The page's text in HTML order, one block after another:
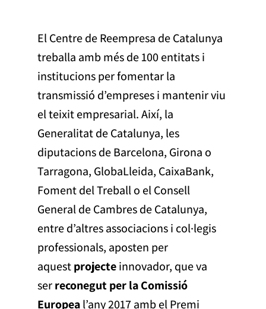
El Centre de Reempresa de Catalunya
treballa amb més de 100 entitats i
institucions per fomentar la
transmissió d’empreses i mantenir viu
el teixit empresarial. Així, la
Generalitat de Catalunya, les
diputacions de Barcelona, Girona o
Tarragona, GlobaLleida, CaixaBank,
Foment del Treball o el Consell
General de Cambres de Catalunya,
entre d’altres associacions i col·legis
professionals, aposten per
aquestprojecteinnovador, que va
serreconegut per la Comissió
Europeal’any 2017 amb el Premi